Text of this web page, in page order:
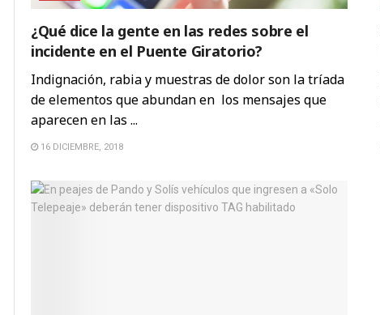
¿Qué dice la gente en las redes sobre el
incidente en el Puente Giratorio?
Indignación, rabia y muestras de dolor son la tríada
de elementos que abundan en los mensajes que
aparecen en las ...
16 DICIEMBRE, 2018